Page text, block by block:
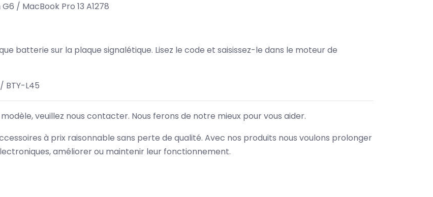
/ MacBook Pro 13 A1278
batterie sur la plaque signalétique. Lisez le code et saisissez-le dans le moteur de
BTY-L45
veuillez nous contacter. Nous ferons de notre mieux pour vous aider.
à prix raisonnable sans perte de qualité. Avec nos produits nous voulons prolonger
améliorer ou maintenir leur fonctionnement.